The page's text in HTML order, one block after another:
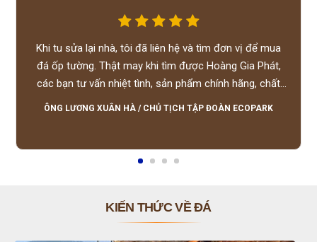
Khi tu sửa lại nhà, tôi đã liên hệ và tìm đơn vị để mua
đá ốp tường. Thật may khi tìm được Hoàng Gia Phát,
các bạn tư vấn nhiệt tình, sản phẩm chính hãng, chất
lượng tốt, giá hợp lý, hỗ trợ tận tình.
ÔNG LƯƠNG XUÂN HÀ / CHỦ TỊCH TẬP ĐOÀN ECOPARK
KIẾN THỨC VỀ ĐÁ